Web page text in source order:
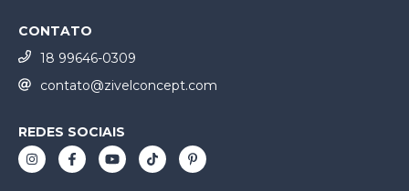
CONTATO
18 99646-0309
contato@zivelconcept.com
REDES SOCIAIS